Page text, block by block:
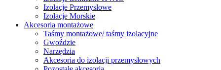
Izolacje Przemysłowe
Izolacje Morskie
Akcesoria montażowe
Taśmy montażowe/ taśmy izolacyjne
Gwoździe
Narzędzia
Akcesoria do izolacji przemysłowych